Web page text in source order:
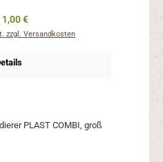
Preis:
1,00 €
zzgl. Versandkosten